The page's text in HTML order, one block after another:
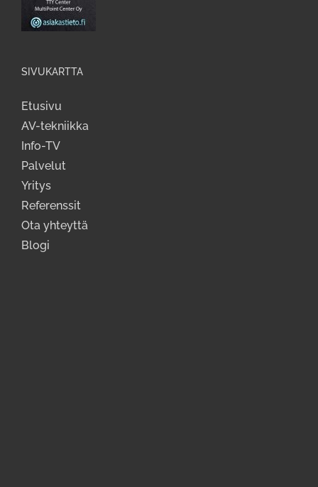
SIVUKARTTA
Etusivu
AV-tekniikka
Info-TV
Palvelut
Yritys
Referenssit
Ota yhteyttä
Blogi